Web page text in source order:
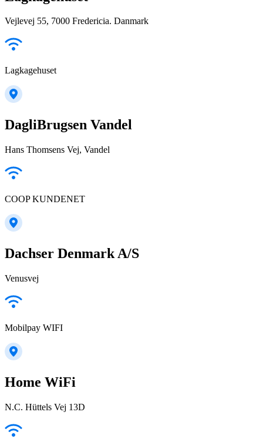
Vejlevej 55, 7000 Fredericia. Danmark
Lagkagehuset
DagliBrugsen Vandel
Hans Thomsens Vej, Vandel
COOP KUNDENET
Dachser Denmark A/S
Venusvej
Mobilpay WIFI
Home WiFi
N.C. Hüttels Vej 13D